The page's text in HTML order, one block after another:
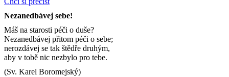
Nezanedbávej sebe!
Máš na starosti péči o duše?
Nezanedbávej přitom péči o sebe;
nerozdávej se tak štědře druhým,
aby v tobě nic nezbylo pro tebe.
(Sv. Karel Boromejský)